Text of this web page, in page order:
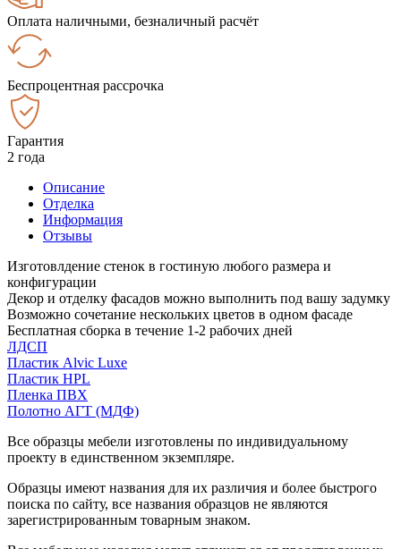
Оплата наличными, безналичный расчёт
Беспроцентная рассрочка
Гарантия
2 года
Описание
Отделка
Информация
Отзывы
Изготовлдение стенок в гостиную любого размера и
конфигурации
Декор и отделку фасадов можно выполнить под вашу задумку
Возможно сочетание нескольких цветов в одном фасаде
Бесплатная сборка в течение 1-2 рабочих дней
ЛДСП
Пластик Alvic Luxe
Пластик HPL
Пленка ПВХ
Полотно АГТ (МДФ)
Все образцы мебели изготовлены по индивидуальному
проекту в единственном экземпляре.
Образцы имеют названия для их различия и более быстрого
поиска по сайту, все названия образцов не являются
зарегистрированным товарным знаком.